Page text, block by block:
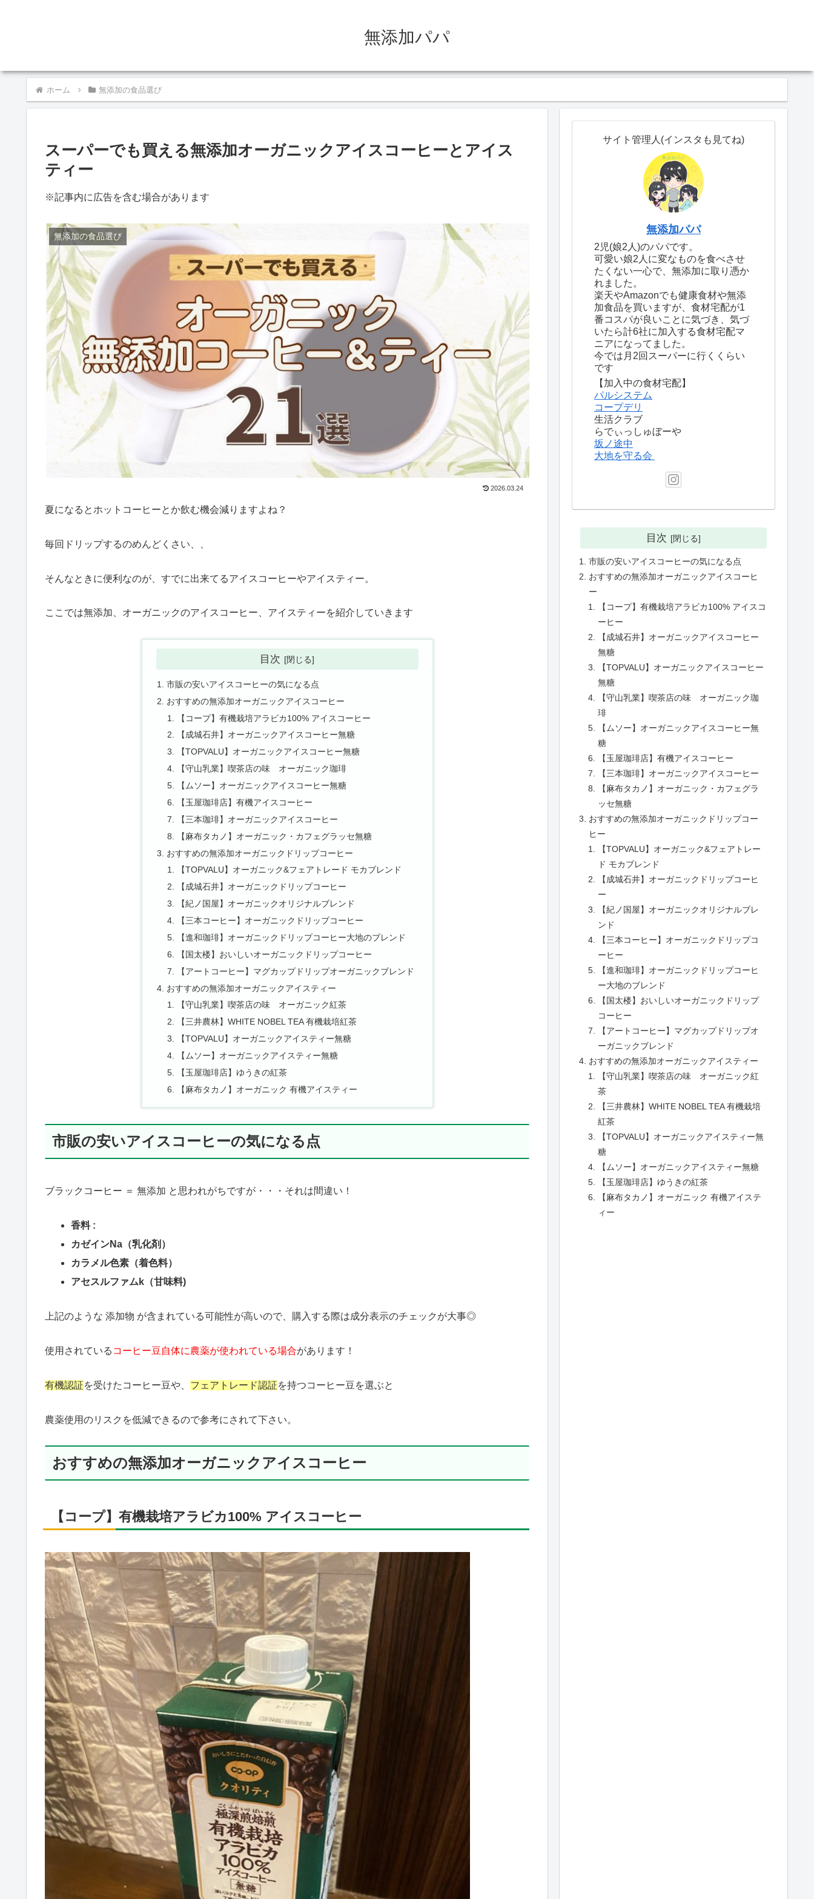
無添加パパ
ホーム 無添加の食品選び
スーパーでも買える無添加オーガニックアイスコーヒーとアイス
ティー
※記事内に広告を含む場合があります
無添加の食品選び
2026.03.24
夏になるとホットコーヒーとか飲む機会減りますよね？
毎回ドリップするのめんどくさい、、
そんなときに便利なのが、すでに出来てるアイスコーヒーやアイスティー。
ここでは無添加、オーガニックのアイスコーヒー、アイスティーを紹介していきます
目次
市販の安いアイスコーヒーの気になる点
おすすめの無添加オーガニックアイスコーヒー
【コープ】有機栽培アラビカ100% アイスコーヒー
【成城石井】オーガニックアイスコーヒー無糖
【TOPVALU】オーガニックアイスコーヒー無糖
【守山乳業】喫茶店の味 オーガニック珈琲
【ムソー】オーガニックアイスコーヒー無糖
【玉屋珈琲店】有機アイスコーヒー
【三本珈琲】オーガニックアイスコーヒー
【麻布タカノ】オーガニック・カフェグラッセ無糖
おすすめの無添加オーガニックドリップコーヒー
【TOPVALU】オーガニック&フェアトレード モカブレンド
【成城石井】オーガニックドリップコーヒー
【紀ノ国屋】オーガニックオリジナルブレンド
【三本コーヒー】オーガニックドリップコーヒー
【進和珈琲】オーガニックドリップコーヒー大地のブレンド
【国太楼】おいしいオーガニックドリップコーヒー
【アートコーヒー】マグカップドリップオーガニックブレンド
おすすめの無添加オーガニックアイスティー
【守山乳業】喫茶店の味 オーガニック紅茶
【三井農林】WHITE NOBEL TEA 有機栽培紅茶
【TOPVALU】オーガニックアイスティー無糖
【ムソー】オーガニックアイスティー無糖
【玉屋珈琲店】ゆうきの紅茶
【麻布タカノ】オーガニック 有機アイスティー
市販の安いアイスコーヒーの気になる点
ブラックコーヒー ＝ 無添加 と思われがちですが・・・それは間違い！
香料 :
カゼインNa（乳化剤）
カラメル色素（着色料）
アセスルファムk（甘味料)
上記のような 添加物 が含まれている可能性が高いので、購入する際は成分表示のチェックが大事◎
使用されている コーヒー豆自体に農薬が使われている場合があります！
有機認証を受けたコーヒー豆や、 フェアトレード認証を持つコーヒー豆を選ぶと
農薬使用のリスクを低減できるので参考にされて下さい。
おすすめの無添加オーガニックアイスコーヒー
【コープ】有機栽培アラビカ100% アイスコーヒー
サイト管理人(インスタも見てね)
無添加パパ
2児(娘2人)のパパです。
可愛い娘2人に変なものを食べさせ
たくない一心で、無添加に取り憑か
れました。
楽天やAmazonでも健康食材や無添
加食品を買いますが、食材宅配が1
番コスパが良いことに気づき、気づ
いたら計6社に加入する食材宅配マ
ニアになってました。
今では月2回スーパーに行くくらい
です
【加入中の食材宅配】
パルシステム
コープデリ
生活クラブ
らでぃっしゅぼーや
坂ノ途中
大地を守る会
目次
市販の安いアイスコーヒーの気になる点
おすすめの無添加オーガニックアイスコーヒ
ー
【コープ】有機栽培アラビカ100% アイスコ
ーヒー
【成城石井】オーガニックアイスコーヒー
無糖
【TOPVALU】オーガニックアイスコーヒー
無糖
【守山乳業】喫茶店の味 オーガニック珈
琲
【ムソー】オーガニックアイスコーヒー無
糖
【玉屋珈琲店】有機アイスコーヒー
【三本珈琲】オーガニックアイスコーヒー
【麻布タカノ】オーガニック・カフェグラ
ッセ無糖
おすすめの無添加オーガニックドリップコー
ヒー
【TOPVALU】オーガニック&フェアトレー
ド モカブレンド
【成城石井】オーガニックドリップコーヒ
ー
【紀ノ国屋】オーガニックオリジナルブレ
ンド
【三本コーヒー】オーガニックドリップコ
ーヒー
【進和珈琲】オーガニックドリップコーヒ
ー大地のブレンド
【国太楼】おいしいオーガニックドリップ
コーヒー
【アートコーヒー】マグカップドリップオ
ーガニックブレンド
おすすめの無添加オーガニックアイスティー
【守山乳業】喫茶店の味 オーガニック紅
茶
【三井農林】WHITE NOBEL TEA 有機栽培
紅茶
【TOPVALU】オーガニックアイスティー無
糖
【ムソー】オーガニックアイスティー無糖
【玉屋珈琲店】ゆうきの紅茶
【麻布タカノ】オーガニック 有機アイステ
ィー